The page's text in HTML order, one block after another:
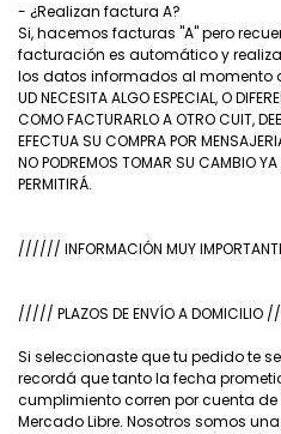
- ¿Realizan factura A?
Si, hacemos facturas "A" pero
facturación es automático y
los datos informados al
UD NECESITA ALGO ESPECIAL, O
COMO FACTURARLO A OTRO CUIT,
EFECTUA SU COMPRA POR
NO PODREMOS TOMAR SU CAMBIO
PERMITIRÁ.
////// INFORMACIÓN MUY
///// PLAZOS DE ENVÍO A
Si seleccionaste que tu pedido te
recordá que tanto la fecha
cumplimiento corren por cuenta de
Mercado Libre. Nosotros somos